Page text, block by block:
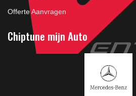
Offerte Aanvragen
Chiptune mijn Auto